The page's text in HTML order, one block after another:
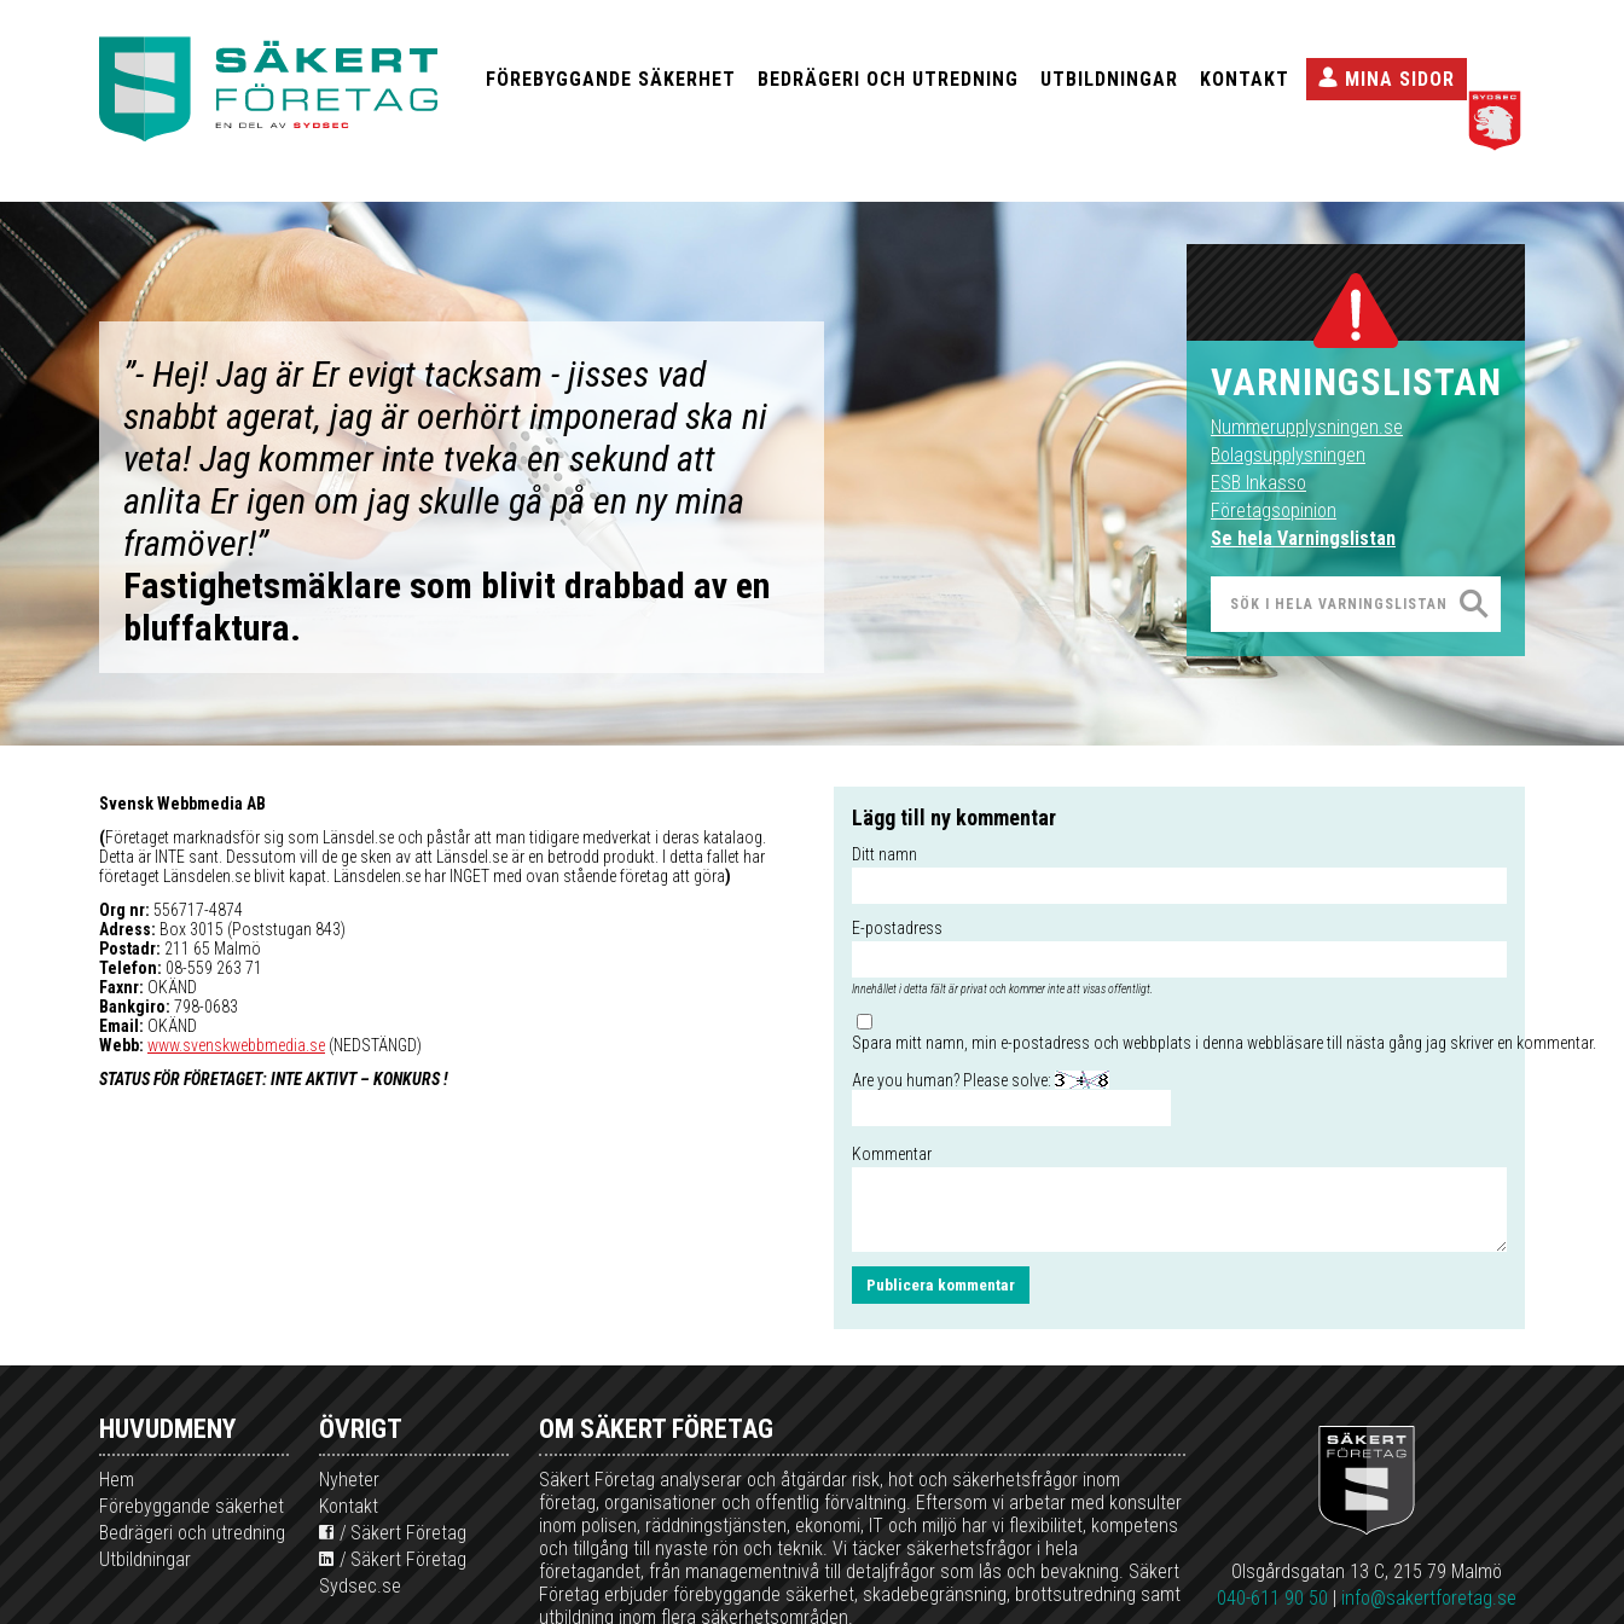
FÖREBYGGANDE SÄKERHET BEDRÄGERI OCH UTREDNING UTBILDNINGAR KONTAKT MINA SIDOR
”- Hej! Jag är Er evigt tacksam - jisses vad
snabbt agerat, jag är oerhört imponerad ska ni
veta! Jag kommer inte tveka en sekund att
anlita Er igen om jag skulle gå på en ny mina
framöver!”
Fastighetsmäklare som blivit drabbad av en
bluffaktura.
Svensk Webbmedia AB
(Företaget marknadsför sig som Länsdel.se och påstår att man tidigare medverkat i deras katalaog.
Detta är INTE sant. Dessutom vill de ge sken av att Länsdel.se är en betrodd produkt. I detta fallet har
företaget Länsdelen.se blivit kapat. Länsdelen.se har INGET med ovan stående företag att göra)
Org nr: 556717-4874
Adress: Box 3015 (Poststugan 843)
Postadr: 211 65 Malmö
Telefon: 08-559 263 71
Faxnr: OKÄND
Bankgiro: 798-0683
Email: OKÄND
Webb: www.svenskwebbmedia.se (NEDSTÄNGD)
STATUS FÖR FÖRETAGET: INTE AKTIVT – KONKURS !
Lägg till ny kommentar
Ditt namn
E-postadress
Innehållet i detta fält är privat och kommer inte att visas offentligt.
Spara mitt namn, min e-postadress och webbplats i denna webbläsare till nästa gång jag skriver en kommentar.
Are you human? Please solve:
Kommentar
VARNINGSLISTAN
Nummerupplysningen.se
Bolagsupplysningen
ESB Inkasso
Företagsopinion
Se hela Varningslistan
HUVUDMENY
Hem
Förebyggande säkerhet
Bedrägeri och utredning
Utbildningar
ÖVRIGT
Nyheter
Kontakt
Säkert Företag
Säkert Företag
Sydsec.se
OM SÄKERT FÖRETAG
Säkert Företag analyserar och åtgärdar risk, hot och säkerhetsfrågor inom
företag, organisationer och offentlig förvaltning. Eftersom vi arbetar med konsulter
inom polisen, räddningstjänsten, ekonomi, IT och miljö har vi flexibilitet, kompetens
och tillgång till nyaste rön och teknik. Vi täcker säkerhetsfrågor i hela
företagandet, från managementnivå till detaljfrågor som lås och bevakning. Säkert
Företag erbjuder förebyggande säkerhet, skadebegränsning, brottsutredning samt
utbildning inom flera säkerhetsområden.
Olsgårdsgatan 13 C, 215 79 Malmö
040-611 90 50 | info@sakertforetag.se